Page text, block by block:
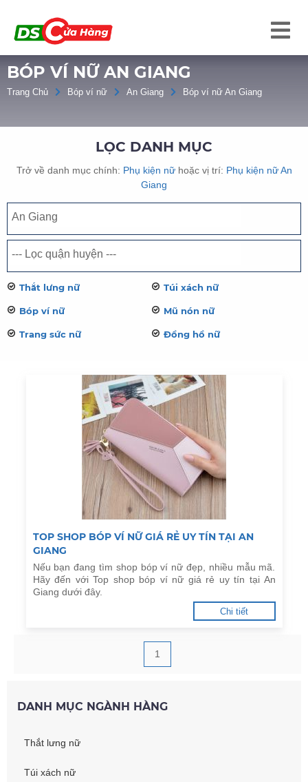
BÓP VÍ NỮ AN GIANG
Trang Chủ Bóp ví nữ An Giang Bóp ví nữ An Giang
LỌC DANH MỤC
Trở về danh mục chính: Phụ kiện nữhoặc vị trí: Phụ kiện nữ An
Giang
Thắt lưng nữ Túi xách nữ
Bóp ví nữ Mũ nón nữ
Trang sức nữ Đồng hồ nữ
TOP SHOP BÓP VÍ NỮ GIÁ RẺ UY TÍN TẠI AN
GIANG
Nếu bạn đang tìm shop bóp ví nữ đẹp, nhiều mẫu mã.
Hãy đến với Top shop bóp ví nữ giá rẻ uy tín tại An
Giang dưới đây.
Chi tiết
1
DANH MỤC NGÀNH HÀNG
Thắt lưng nữ
Túi xách nữ